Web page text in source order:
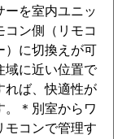
ーを室内ユニッ
コン側（リモコ
）に切換えが可
域に近い位置で
れば、快適性が
。＊別室からワ
モコンで管理す